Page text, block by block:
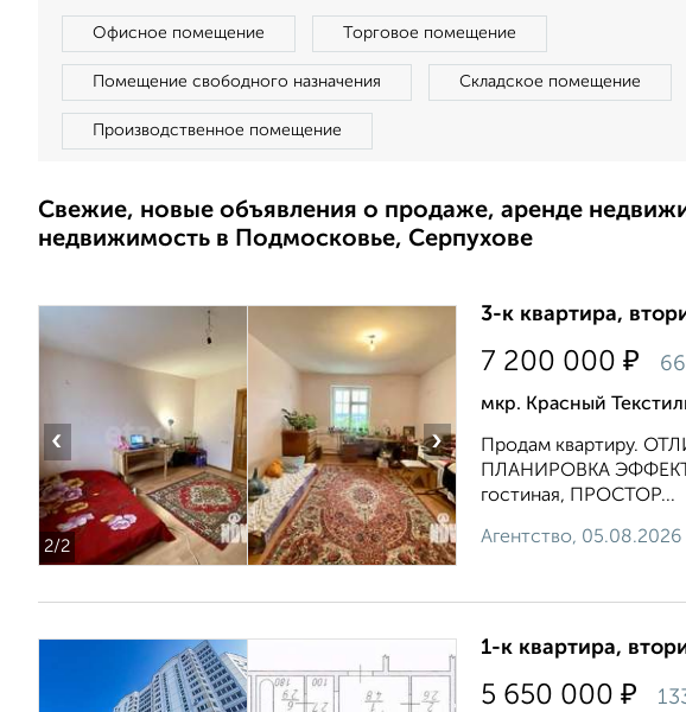
Офисное помещение Торговое помещение
Помещение свободного назначения Складское помещение
Производственное помещение
Свежие, новые объявления о продаже, аренде
недвижимость в Подмосковье, Серпухове
2/2
‹ ›
3-к квартира,
7 200 000 ₽
мкр. Красный
Продам квартиру.
ПЛАНИРОВКА
гостиная, ПРОСТОР...
Агентство, 05.08.2026
1-к квартира,
5 650 000 ₽